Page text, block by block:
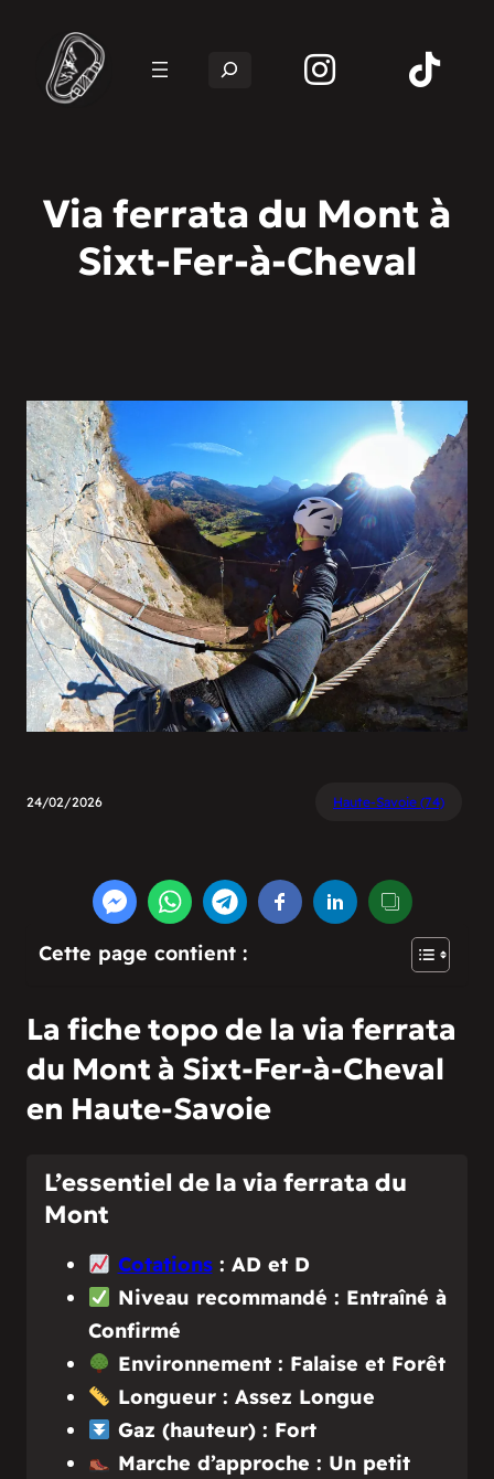
Rechercher
Via ferrata du Mont à
Sixt-Fer-à-Cheval
24/02/2026 Haute-Savoie (74)
Cette page contient :
La fiche topo de la via ferrata
du Mont à Sixt-Fer-à-Cheval
en Haute-Savoie
L’essentiel de la via ferrata du
Mont
Cotations: AD et D
Niveau recommandé : Entraîné à
Confirmé
Environnement : Falaise et Forêt
Longueur : Assez Longue
Gaz (hauteur) : Fort
Marche d’approche : Un petit